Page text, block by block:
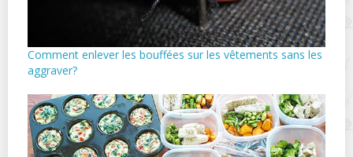
Comment enlever les bouffées sur les vêtements sans les
aggraver?